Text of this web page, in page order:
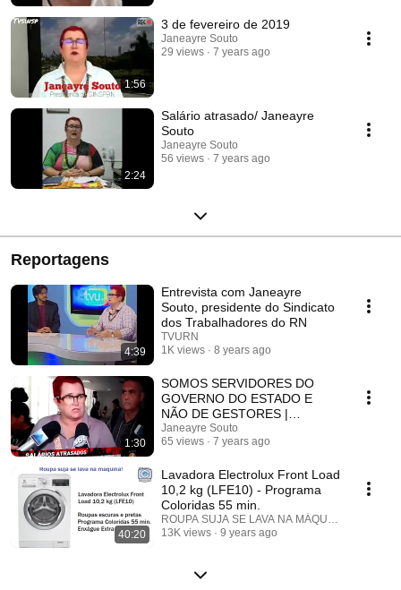
1:56
3 de fevereiro de 2019
Janeayre Souto
29 views
7 years ago
2:24
Salário atrasado/ Janeayre
Souto
Janeayre Souto
56 views
7 years ago
Reportagens
4:39
Entrevista com Janeayre
Souto, presidente do Sindicato
dos Trabalhadores do RN
TVURN
1K views
8 years ago
1:30
SOMOS SERVIDORES DO
GOVERNO DO ESTADO E
NÃO DE GESTORES |
Janeayre Souto
Janeayre Souto
65 views
7 years ago
40:20
Lavadora Electrolux Front Load
10,2 kg (LFE10) - Programa
Coloridas 55 min.
ROUPA SUJA SE LAVA NA MÁQUINA!
13K views
9 years ago